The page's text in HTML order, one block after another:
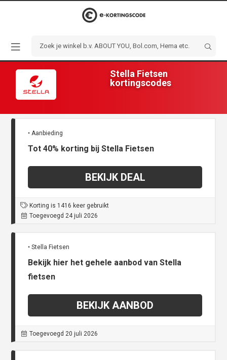
Stella Fietsen
kortingscodes
• Aanbieding
Tot 40% korting bij Stella Fietsen
BEKIJK DEAL
Korting is 1416 keer gebruikt
Toegevoegd 24 juli 2026
• Stella Fietsen
Bekijk hier het gehele aanbod van Stella
fietsen
BEKIJK AANBOD
Toegevoegd 20 juli 2026